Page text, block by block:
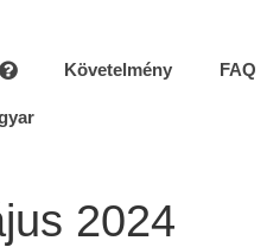
Követelmény FAQ
2024